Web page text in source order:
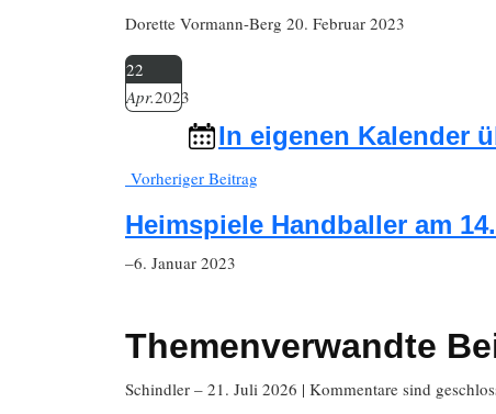
Dorette Vormann-Berg 20. Februar 2023
22
Apr.2023
In eigenen Kalender
Vorheriger Beitrag
Heimspiele Handballer am
–6. Januar 2023
Themenverwandte
Schindler – 21. Juli 2026 | Kommentare sind